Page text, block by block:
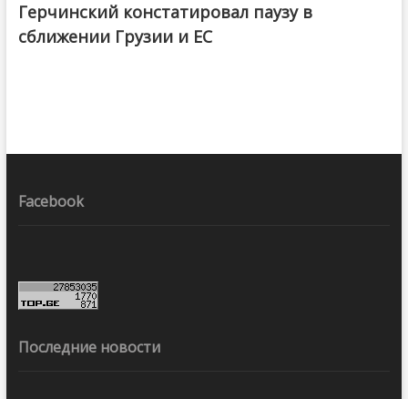
Герчинский констатировал паузу в
сближении Грузии и ЕС
Facebook
Последние новости